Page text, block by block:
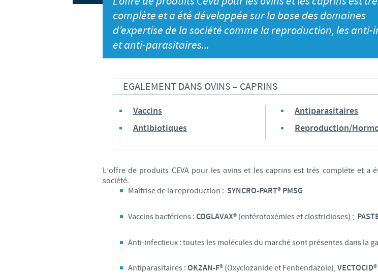
Bulgaria
Chile
Egypt
Japan
Middle
Les contraintes réglementaires et les
pertinente à l'usage dans votre pays.
complète et a été développée sur la base des domaines
d’expertise de la société comme la reproduction, les
et anti-parasitaires...
EGALEMENT DANS OVINS – CAPRINS
Vaccins
Antiparasitaires
Antibiotiques
Reproduction/
L’offre de produits CEVA pour les ovins et les caprins est très complète et a
société.
Maîtrise de la reproduction : SYNCRO-PART® PMSG
Vaccins bactériens : COGLAVAX® (entérotoxémies et clostridioses) ;
Anti-infectieux : toutes les molécules du marché sont présentes dans la
Antiparasitaires : OKZAN-F® (Oxyclozanide et Fenbendazole), VECTOCID®